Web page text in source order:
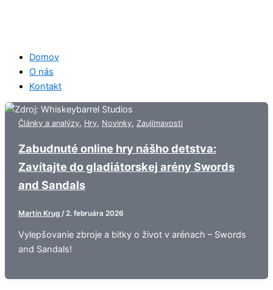
Domov
O nás
Kontakt
Články a analýzy, Hry, Novinky, Zaujímavosti
Zabudnuté online hry nášho detstva:
Zavítajte do gladiátorskej arény Swords
and Sandals
Martin Krug / 2. februára 2026
Vylepšovanie zbroje a bitky o život v arénach – Swords
and Sandals!